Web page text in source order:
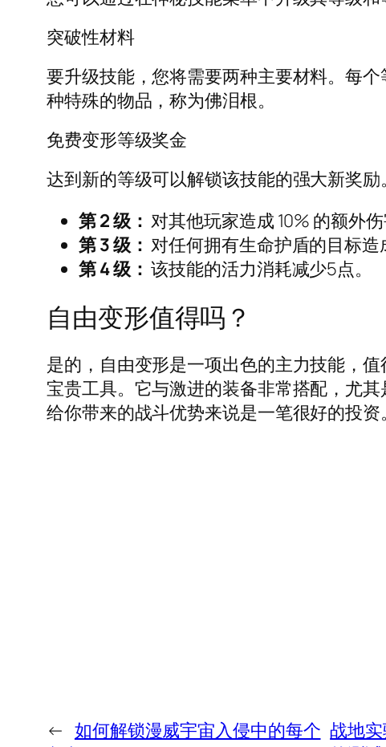
突破性材料
要升级技能，您将需要两种主要材料。每
种特殊的物品，称为佛泪根。
免费变形等级奖金
达到新的等级可以解锁该技能的强大新奖励。
第 2 级： 对其他玩家造成 10% 的额外伤
第 3 级： 对任何拥有生命护盾的目标造
第 4 级： 该技能的活力消耗减少5点。
自由变形值得吗？
是的，自由变形是一项出色的主力技能，
宝贵工具。它与激进的装备非常搭配，尤
给你带来的战斗优势来说是一笔很好的投资。
← 如何解锁漫威宇宙入侵中的每个 战地